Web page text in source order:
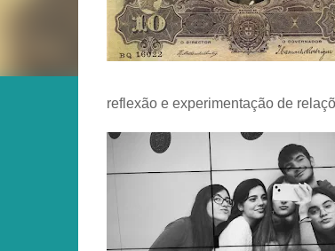
reflexão e experimentação de